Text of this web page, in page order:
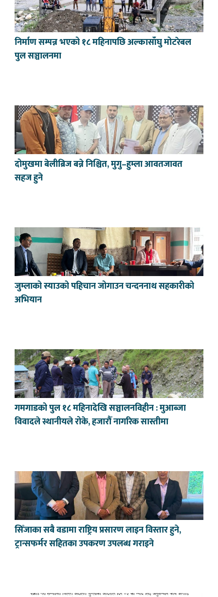
निर्माण सम्पन्न भएको १८ महिनापछि अल्कासाँघु मोटरेबल
पुल सञ्चालनमा
दोमुखमा बेलीब्रिज बन्ने निश्चित, मुगु–हुम्ला आवतजावत
सहज हुने
जुम्लाको स्याउको पहिचान जोगाउन चन्दननाथ सहकारीको
अभियान
गमगाडको पुल १८ महिनादेखि सञ्चालनविहीन : मुआब्जा
विवादले स्थानीयले रोके, हजारौँ नागरिक सास्तीमा
सिँजाका सबै वडामा राष्ट्रिय प्रसारण लाइन विस्तार हुने,
ट्रान्सफर्मर सहितका उपकरण उपलब्ध गराइने